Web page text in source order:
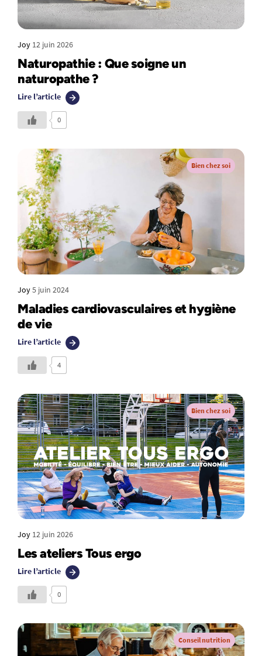
Joy 12 juin 2026
Naturopathie : Que soigne un
naturopathe ?
Lire l’article
0
Bien chez soi
Joy5 juin 2024
Maladies cardiovasculaires et hygiène
de vie
Lire l’article
4
Bien chez soi
Joy 12 juin 2026
Les ateliers Tous ergo
Lire l’article
0
Conseil nutrition